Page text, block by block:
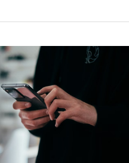
παρουσίασε το
σταθμισμένο εργαλείο
και γραμματικών
ασθενείς με
επίκτητη γλωσσική […]